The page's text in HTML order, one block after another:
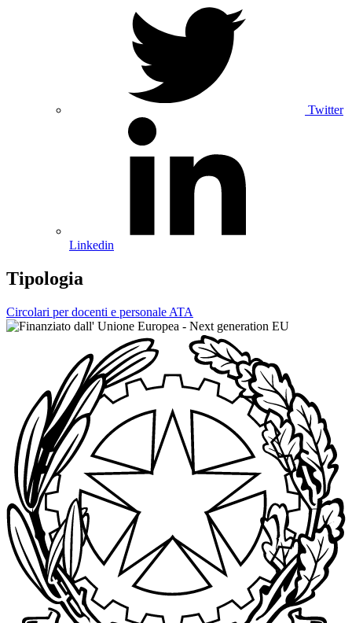
Twitter
Linkedin
Tipologia
Circolari per docenti e personale ATA